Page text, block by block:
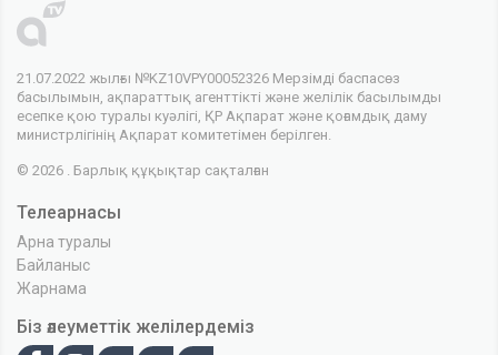
21.07.2022 жылғы №KZ10VPY00052326 Мерзімді баспасөз
басылымын, ақпараттық агенттікті және желілік басылымды
есепке қою туралы куәлігі, ҚР Ақпарат және қоғамдық даму
министрлігінің Ақпарат комитетімен берілген.
© 2026 . Барлық құқықтар сақталған
Телеарнасы
Арна туралы
Байланыс
Жарнама
Біз әлеуметтік желілердеміз